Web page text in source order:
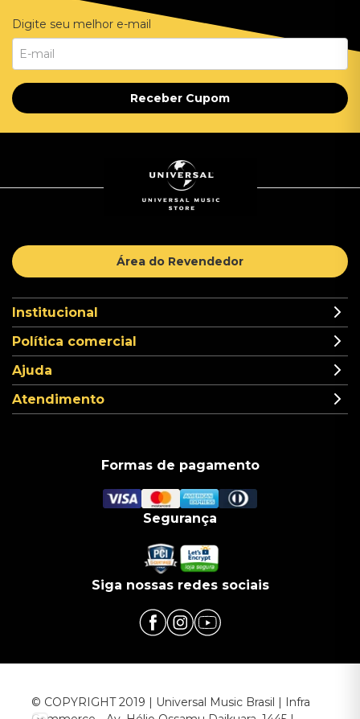
Digite seu melhor e-mail
Receber Cupom
Área do Revendedor
Institucional
Política comercial
Ajuda
Atendimento
Formas de pagamento
Segurança
Siga nossas redes sociais
© COPYRIGHT 2019 | Universal Music Brasil | Infra